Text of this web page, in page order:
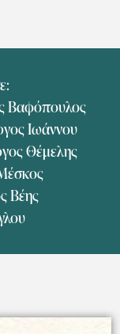
Βαφόπουλος
Ιωάννου
Θέμελης
Βέης